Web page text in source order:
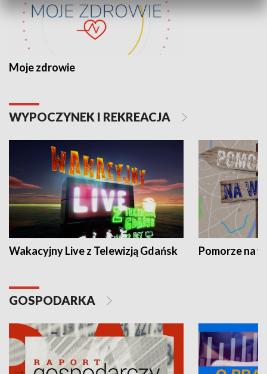
Moje zdrowie
WYPOCZYNEK I REKREACJA
Wakacyjny Live z Telewizją Gdańsk Pomorze na
GOSPODARKA